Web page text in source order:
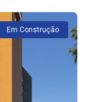
Em Construção